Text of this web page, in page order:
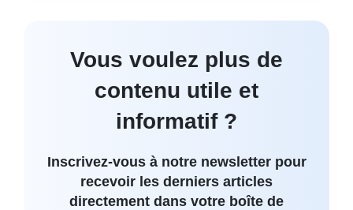
Vous voulez plus de
contenu utile et
informatif ?
Inscrivez-vous à notre newsletter pour
recevoir les derniers articles
directement dans votre boîte de